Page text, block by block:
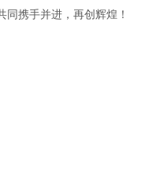
携手并进，再创辉煌！